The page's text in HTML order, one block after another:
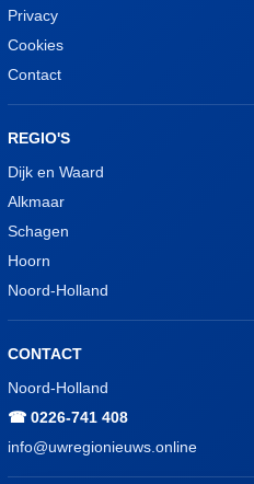
Privacy
Cookies
Contact
REGIO'S
Dijk en Waard
Alkmaar
Schagen
Hoorn
Noord-Holland
CONTACT
Noord-Holland
☎ 0226-741 408
info@uwregionieuws.online